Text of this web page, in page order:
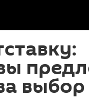
выбор